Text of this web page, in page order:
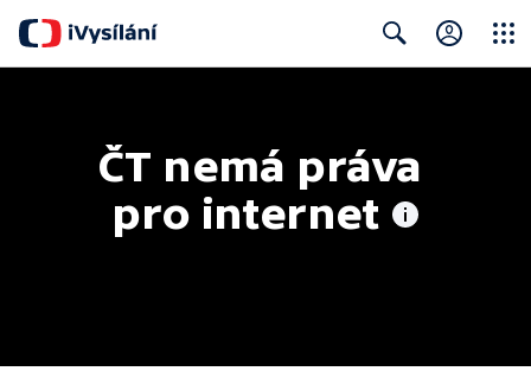
ČT nemá práva
pro internet